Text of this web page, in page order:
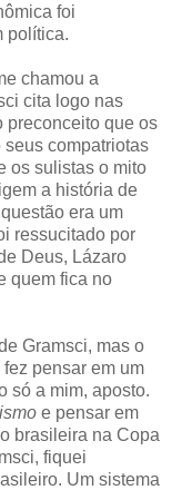
foi
política.
chamou a
cita logo nas
preconceito que os
compatriotas
os sulistas o mito
a história de
era um
ressucitado por
Deus, Lázaro
quem fica no
Gramsci, mas o
fez pensar em um
só a mim, aposto.
e pensar em
brasileira na Copa
fiquei
Um sistema